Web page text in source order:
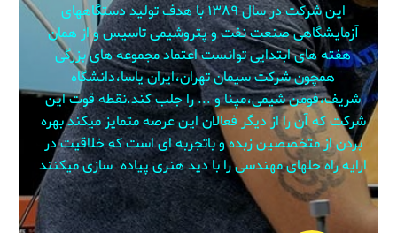
این شرکت در سال ۱۳۸۹ با هدف تولید دستگاههای
آزمایشگاهی صنعت نفت و پتروشیمی تاسیس و از همان
هفته های ابتدایی توانست اعتماد مجموعه های بزرگی
همچون شرکت سیمان تهران،ایران یاسا،دانشگاه
شریف،فومن شیمی،مپنا و ... را جلب کند.نقطه قوت این
شرکت که آن را از دیگر فعالان این عرصه متمایز میکند بهره
بردن از متخصصین زبده و باتجربه ای است که خلاقیت در
ارایه راه حلهای مهندسی را با دید هنری پیاده سازی میکنند